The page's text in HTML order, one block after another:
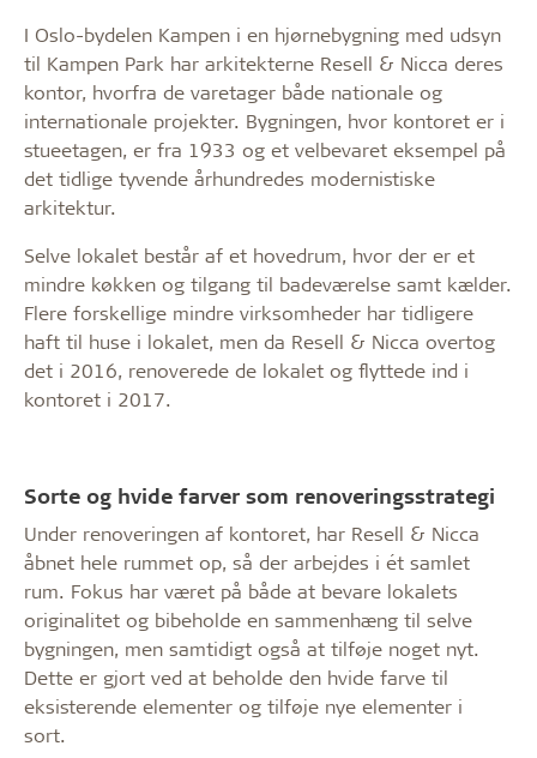
I Oslo-bydelen Kampen i en hjørnebygning med udsyn
til Kampen Park har arkitekterne Resell & Nicca deres
kontor, hvorfra de varetager både nationale og
internationale projekter. Bygningen, hvor kontoret er i
stueetagen, er fra 1933 og et velbevaret eksempel på
det tidlige tyvende århundredes modernistiske
arkitektur.
Selve lokalet består af et hovedrum, hvor der er et
mindre køkken og tilgang til badeværelse samt kælder.
Flere forskellige mindre virksomheder har tidligere
haft til huse i lokalet, men da Resell & Nicca overtog
det i 2016, renoverede de lokalet og flyttede ind i
kontoret i 2017.
Sorte og hvide farver som renoveringsstrategi
Under renoveringen af kontoret, har Resell & Nicca
åbnet hele rummet op, så der arbejdes i ét samlet
rum. Fokus har været på både at bevare lokalets
originalitet og bibeholde en sammenhæng til selve
bygningen, men samtidigt også at tilføje noget nyt.
Dette er gjort ved at beholde den hvide farve til
eksisterende elementer og tilføje nye elementer i
sort.